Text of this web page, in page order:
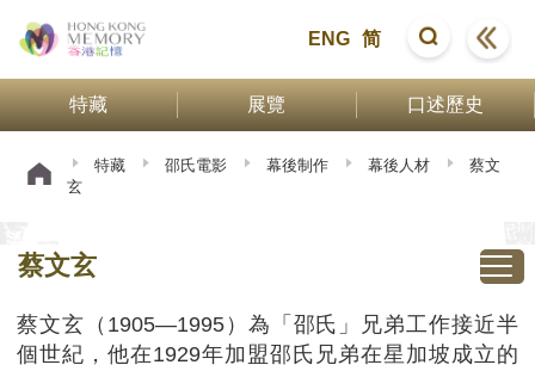
ENG 简
特藏 展覽 口述歷史
特藏 邵氏電影 幕後制作 幕後人材
蔡文
玄
蔡文玄
蔡文玄（1905—1995）為「邵氏」兄弟工作接近半
個世紀，他在1929年加盟邵氏兄弟在星加坡成立的